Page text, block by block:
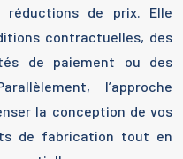
réductions de prix. Elle
contractuelles, des
de paiement ou des
l’approche
la conception de vos
de fabrication tout en